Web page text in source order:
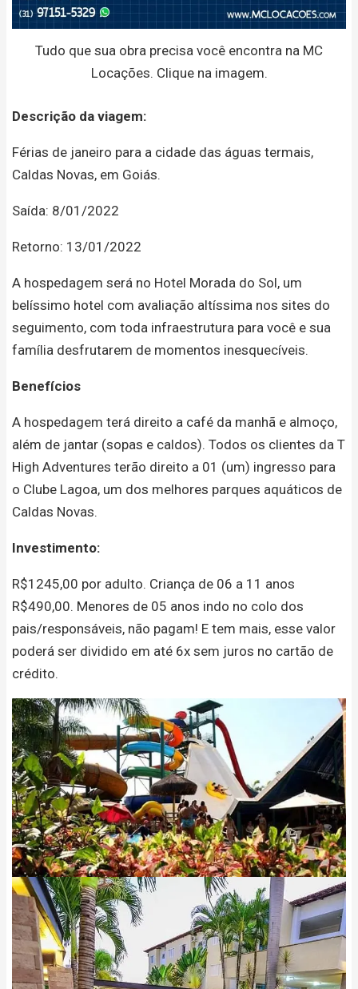
Tudo que sua obra precisa você encontra na MC
Locações. Clique na imagem.
Descrição da viagem:
Férias de janeiro para a cidade das águas termais,
Caldas Novas, em Goiás.
Saída: 8/01/2022
Retorno: 13/01/2022
A hospedagem será no Hotel Morada do Sol, um
belíssimo hotel com avaliação altíssima nos sites do
seguimento, com toda infraestrutura para você e sua
família desfrutarem de momentos inesquecíveis.
Benefícios
A hospedagem terá direito a café da manhã e almoço,
além de jantar (sopas e caldos). Todos os clientes da T
High Adventures terão direito a 01 (um) ingresso para
o Clube Lagoa, um dos melhores parques aquáticos de
Caldas Novas.
Investimento:
R$1245,00 por adulto. Criança de 06 a 11 anos
R$490,00. Menores de 05 anos indo no colo dos
pais/responsáveis, não pagam! E tem mais, esse valor
poderá ser dividido em até 6x sem juros no cartão de
crédito.